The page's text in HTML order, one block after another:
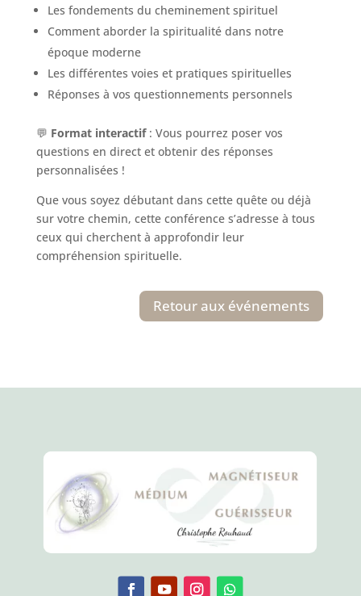
Les fondements du cheminement spirituel
Comment aborder la spiritualité dans notre
époque moderne
Les différentes voies et pratiques spirituelles
Réponses à vos questionnements personnels
💬 Format interactif: Vous pourrez poser vos
questions en direct et obtenir des réponses
personnalisées !
Que vous soyez débutant dans cette quête ou déjà
sur votre chemin, cette conférence s’adresse à tous
ceux qui cherchent à approfondir leur
compréhension spirituelle.
Retour aux événements